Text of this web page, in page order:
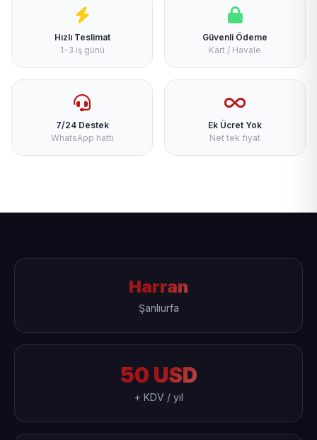
Hızlı Teslimat
1-3 iş günü
Güvenli Ödeme
Kart / Havale
7/24 Destek
WhatsApp hattı
Ek Ücret Yok
Net tek fiyat
Harran
Şanlıurfa
50 USD
+ KDV / yıl